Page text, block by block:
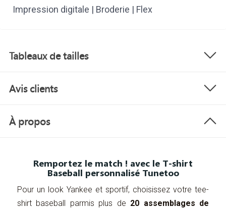
Impression digitale | Broderie | Flex
Tableaux de tailles
Avis clients
À propos
Remportez le match ! avec le T-shirt
Baseball personnalisé Tunetoo
Pour un look Yankee et sportif, choisissez votre tee-
shirt baseball parmis plus de 20 assemblages de